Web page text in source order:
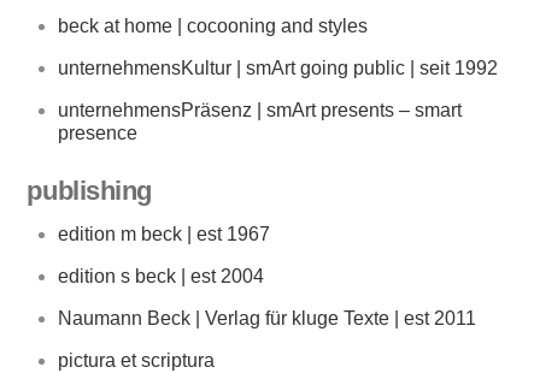
beck at home | cocooning and styles
unternehmensKultur | smArt going public | seit 1992
unternehmensPräsenz | smArt presents – smart
presence
publishing
edition m beck | est 1967
edition s beck | est 2004
Naumann Beck | Verlag für kluge Texte | est 2011
pictura et scriptura